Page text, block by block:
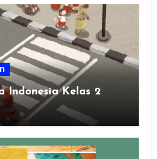
Indonesia Kelas 2